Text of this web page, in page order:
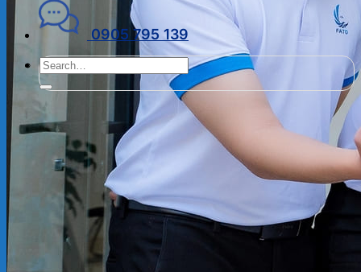
0905 795 139